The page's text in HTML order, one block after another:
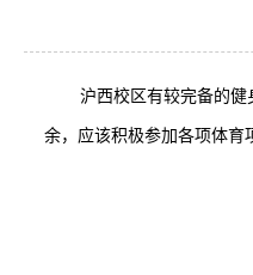
沪西校区有较完备的
余，应该积极参加各项体育